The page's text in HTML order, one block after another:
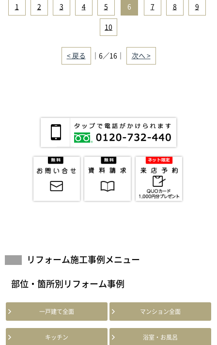
1 2 3 4 5 6 7 8 9
10
< 戻る ｜6／16｜ 次へ >
リフォーム施工事例メニュー
部位・箇所別リフォーム事例
一戸建て全面 マンション全面
キッチン 浴室・お風呂